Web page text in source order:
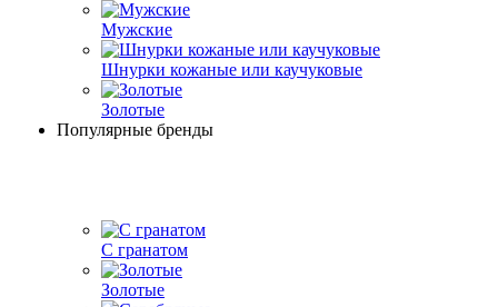
Мужские
Шнурки кожаные или каучуковые
Золотые
Популярные бренды
С гранатом
Золотые